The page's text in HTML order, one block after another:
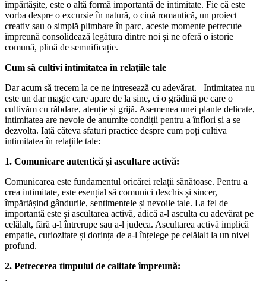
împărtășite, este o altă formă importantă de intimitate. Fie că este
vorba despre o excursie în natură, o cină romantică, un proiect
creativ sau o simplă plimbare în parc, aceste momente petrecute
împreună consolidează legătura dintre noi și ne oferă o istorie
comună, plină de semnificație.
Cum să cultivi intimitatea în relațiile tale
Dar acum să trecem la ce ne intresează cu adevărat. Intimitatea nu
este un dar magic care apare de la sine, ci o grădină pe care o
cultivăm cu răbdare, atenție și grijă. Asemenea unei plante delicate,
intimitatea are nevoie de anumite condiții pentru a înflori și a se
dezvolta. Iată câteva sfaturi practice despre cum poți cultiva
intimitatea în relațiile tale:
1. Comunicare autentică și ascultare activă:
Comunicarea este fundamentul oricărei relații sănătoase. Pentru a
crea intimitate, este esențial să comunici deschis și sincer,
împărtășind gândurile, sentimentele și nevoile tale. La fel de
importantă este și ascultarea activă, adică a-l asculta cu adevărat pe
celălalt, fără a-l întrerupe sau a-l judeca. Ascultarea activă implică
empatie, curiozitate și dorința de a-l înțelege pe celălalt la un nivel
profund.
2. Petrecerea timpului de calitate împreună: